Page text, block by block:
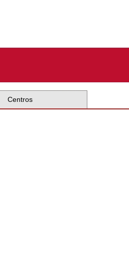
Centros